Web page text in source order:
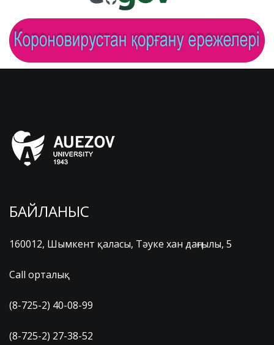
БАЙЛАНЫС
160012, Шымкент қаласы, Тәуке хан даңғылы, 5
Call орталық
(8-725-2) 40-08-99
(8-725-2) 27-38-52